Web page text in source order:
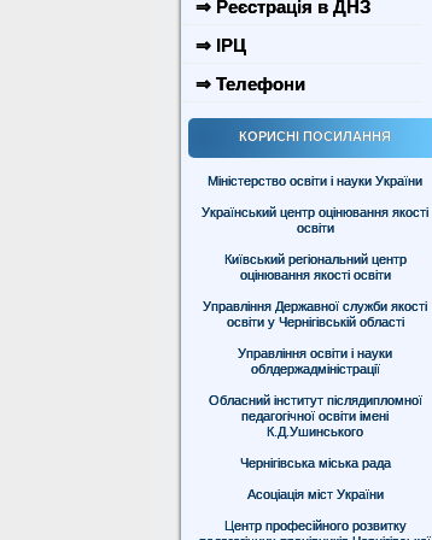
⇒ Реєстрація в ДНЗ
⇒ ІРЦ
⇒ Телефони
КОРИСНІ ПОСИЛАННЯ
Міністерство освіти і науки України
Український центр оцінювання якості
освіти
Київський регіональний центр
оцінювання якості освіти
Управління Державної служби якості
освіти у Чернігівській області
Управління освіти і науки
облдержадміністрації
Обласний інститут післядипломної
педагогічної освіти імені
К.Д.Ушинського
Чернігівська міська рада
Асоціація міст України
Центр професійного розвитку